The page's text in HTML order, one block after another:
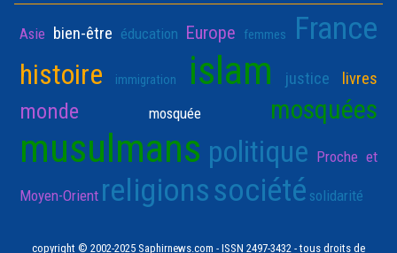
Asie bien-être éducation Europe femmes France
histoire immigration islam justice livres
monde mosquée mosquées
musulmans politique Proche et
Moyen-Orient religionssociété solidarité
copyright © 2002-2025 Saphirnews.com - ISSN 2497-3432 - tous droits de